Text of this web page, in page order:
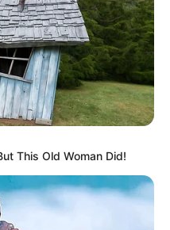
em 2022 e chegam a maior
This Old Woman Did!